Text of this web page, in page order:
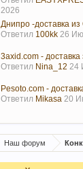
2026
Днипро -доставка
Ответил 100kk 26
3axid.com -
Ответил Nina_12 24
Pesoto.com -
Ответил Mikasa 20
Наш форум